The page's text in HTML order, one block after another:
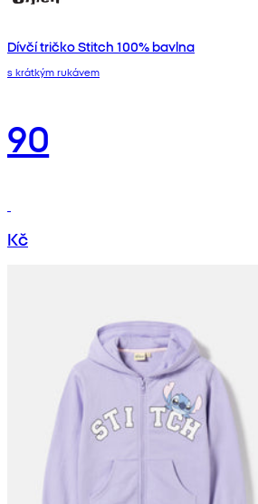
Dívčí tričko Stitch 100% bavlna
s krátkým rukávem
90
Kč